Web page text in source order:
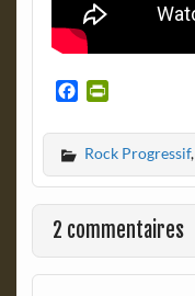
c
e
b
o
o
k
i
n
t
F
r
i
Rock Progressif,
2 commentaires